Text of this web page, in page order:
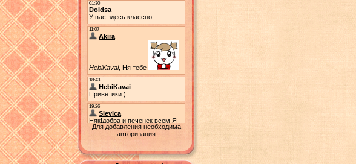
Для добавления необходима
авторизация